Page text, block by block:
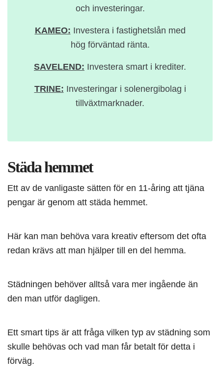
och investeringar.
KAMEO: Investera i fastighetslån med
hög förväntad ränta.
SAVELEND: Investera smart i krediter.
TRINE: Investeringar i solenergibolag i
tillväxtmarknader.
Städa hemmet
Ett av de vanligaste sätten för en 11-åring att tjäna
pengar är genom att städa hemmet.
Här kan man behöva vara kreativ eftersom det ofta
redan krävs att man hjälper till en del hemma.
Städningen behöver alltså vara mer ingående än
den man utför dagligen.
Ett smart tips är att fråga vilken typ av städning som
skulle behövas och vad man får betalt för detta i
förväg.